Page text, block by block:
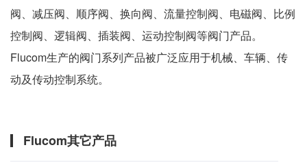
阀、减压阀、顺序阀、换向阀、流量控制阀、电磁阀、比例
控制阀、逻辑阀、插装阀、运动控制阀等阀门产品。
Flucom生产的阀门系列产品被广泛应用于机械、车辆、传
动及传动控制系统。
Flucom其它产品